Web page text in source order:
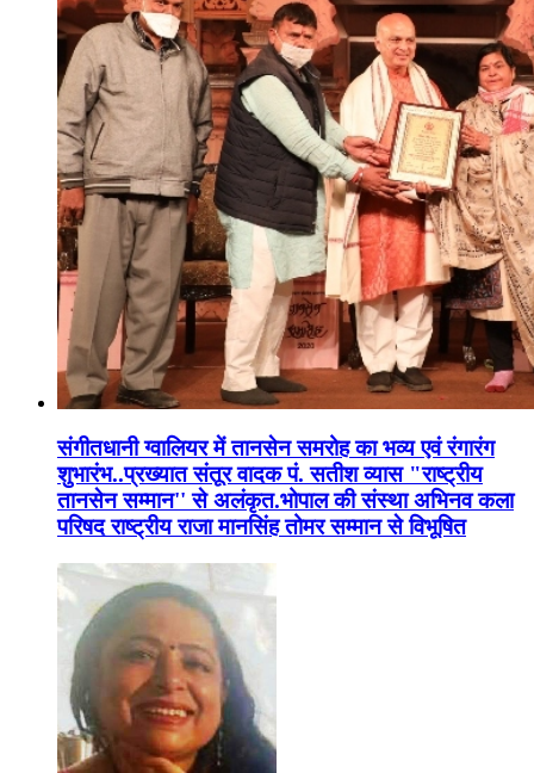
संगीतधानी ग्वालियर में तानसेन समरोह का भव्य एवं रंगारंग
शुभारंभ..प्रख्यात संतूर वादक पं. सतीश व्यास "राष्ट्रीय
तानसेन सम्मान'' से अलंकृत.भोपाल की संस्था अभिनव कला
परिषद राष्ट्रीय राजा मानसिंह तोमर सम्मान से विभूषित